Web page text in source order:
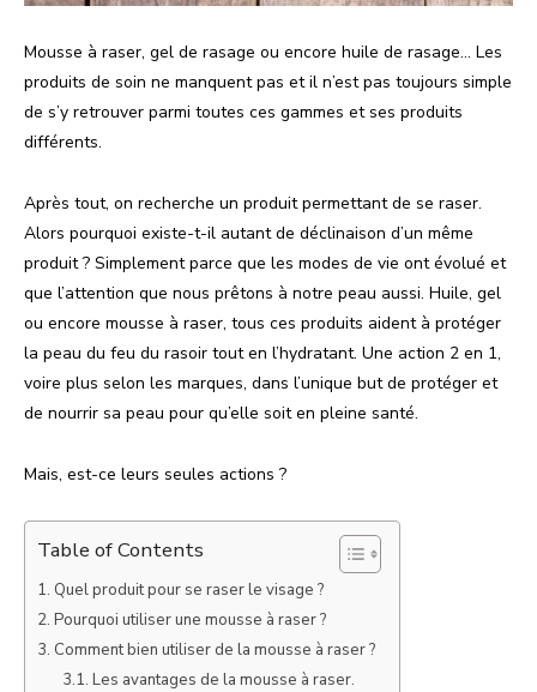
Mousse à raser, gel de rasage ou encore huile de rasage… Les
produits de soin ne manquent pas et il n’est pas toujours simple
de s’y retrouver parmi toutes ces gammes et ses produits
différents.
Après tout, on recherche un produit permettant de se raser.
Alors pourquoi existe-t-il autant de déclinaison d’un même
produit ? Simplement parce que les modes de vie ont évolué et
que l’attention que nous prêtons à notre peau aussi. Huile, gel
ou encore mousse à raser, tous ces produits aident à protéger
la peau du feu du rasoir tout en l’hydratant. Une action 2 en 1,
voire plus selon les marques, dans l’unique but de protéger et
de nourrir sa peau pour qu’elle soit en pleine santé.
Mais, est-ce leurs seules actions ?
Table of Contents
Quel produit pour se raser le visage ?
Pourquoi utiliser une mousse à raser ?
Comment bien utiliser de la mousse à raser ?
Les avantages de la mousse à raser.